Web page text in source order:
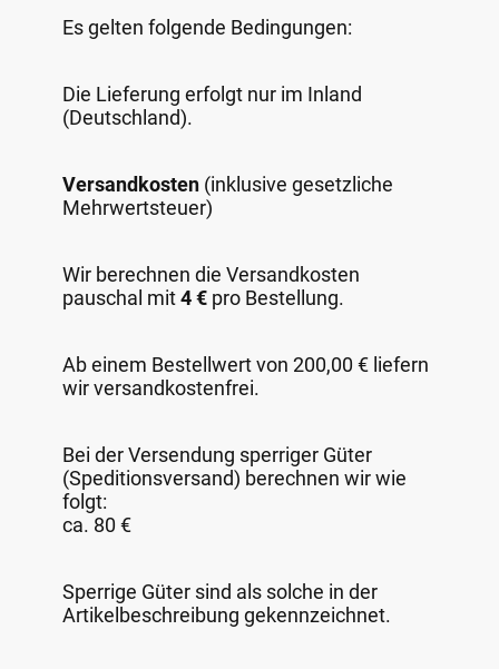
Es gelten folgende Bedingungen:
Die Lieferung erfolgt nur im Inland
(Deutschland).
Versandkosten (inklusive gesetzliche
Mehrwertsteuer)
Wir berechnen die Versandkosten
pauschal mit4 € pro Bestellung.
Ab einem Bestellwert von 200,00 € liefern
wir versandkostenfrei.
Bei der Versendung sperriger Güter
(Speditionsversand) berechnen wir wie
folgt:
ca. 80 €
Sperrige Güter sind als solche in der
Artikelbeschreibung gekennzeichnet.